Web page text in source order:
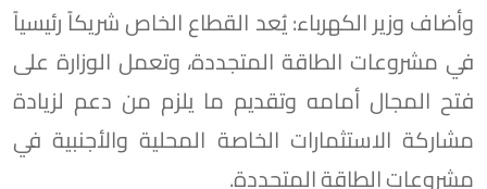
وأضاف وزير الكهرباء: يُعد القطاع الخاص شريكاً رئيسياً
في مشروعات الطاقة المتجددة، وتعمل الوزارة على
فتح المجال أمامه وتقديم ما يلزم من دعم لزيادة
مشاركة الاستثمارات الخاصة المحلية والأجنبية في
مشروعات الطاقة المتجددة.